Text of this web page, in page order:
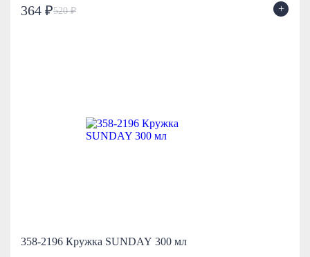
364 ₽520 ₽ +
358-2196 Кружка SUNDAY 300 мл